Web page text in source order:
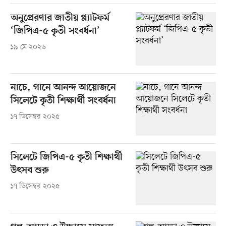
অনুপ্রেরণার জাতীয় প্ল্যাটফর্ম
‘জিপিএ-৫ কৃতী সংবর্ধনা’
১৯ মে ২০২৬
নাচে, গানে আনন্দ আয়োজনে
সিলেটে কৃতী শিক্ষার্থী সংবর্ধনা
১৭ ডিসেম্বর ২০২৫
সিলেটে জিপিএ-৫ কৃতী শিক্ষার্থী
উৎসব শুরু
১৭ ডিসেম্বর ২০২৫